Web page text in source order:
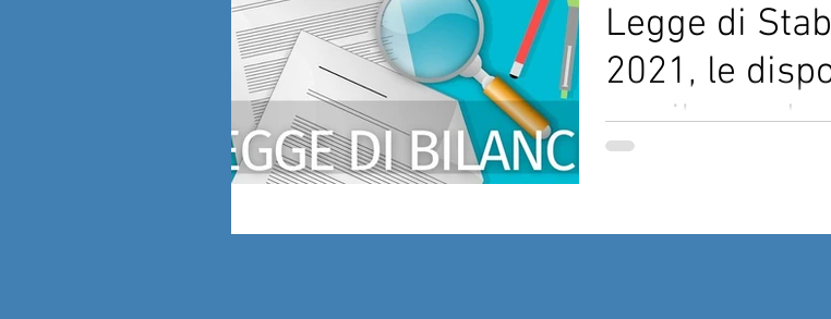
Legge di
2021, le
per il mondo
stato effettuato il